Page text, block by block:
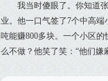
我当时傻眼了。你知道
业。他一口气签了7个中高
吨能赚800多块。一个小区
么不做？他笑了笑：“他们嫌